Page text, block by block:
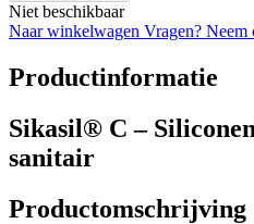
Niet beschikbaar
Naar winkelwagen Vragen? Neem
Productinformatie
Sikasil® C –
sanitair
Productomschrijving